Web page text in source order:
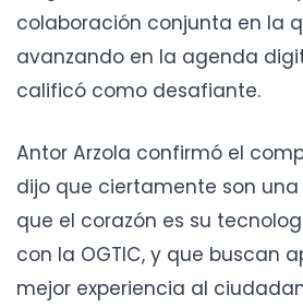
colaboración conjunta en la
avanzando en la agenda
calificó como desafiante.
Antor Arzola confirmó el
dijo que ciertamente son
que el corazón es su
con la OGTIC, y que buscan
mejor experiencia al